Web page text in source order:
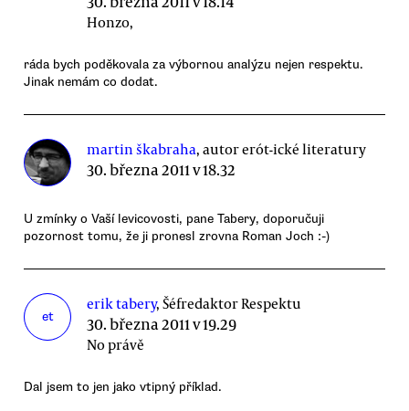
Honzo,
ráda bych poděkovala za výbornou analýzu nejen respektu.
Jinak nemám co dodat.
martin škabraha, autor erót-ické literatury
30. března 2011 v 18.32
U zmínky o Vaší levicovosti, pane Tabery, doporučuji
pozornost tomu, že ji pronesl zrovna Roman Joch :-)
et
erik tabery, Šéfredaktor Respektu
30. března 2011 v 19.29
No právě
Dal jsem to jen jako vtipný příklad.